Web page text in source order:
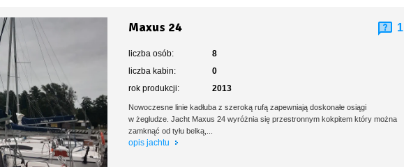
Maxus 24 1
liczba osób:
8
liczba kabin:
0
rok produkcji:
2013
Nowoczesne linie kadłuba z szeroką rufą zapewniają doskonałe osiągi
w żegludze. Jacht Maxus 24 wyróżnia się przestronnym kokpitem który można
zamknąć od tyłu belką,...
opis jachtu